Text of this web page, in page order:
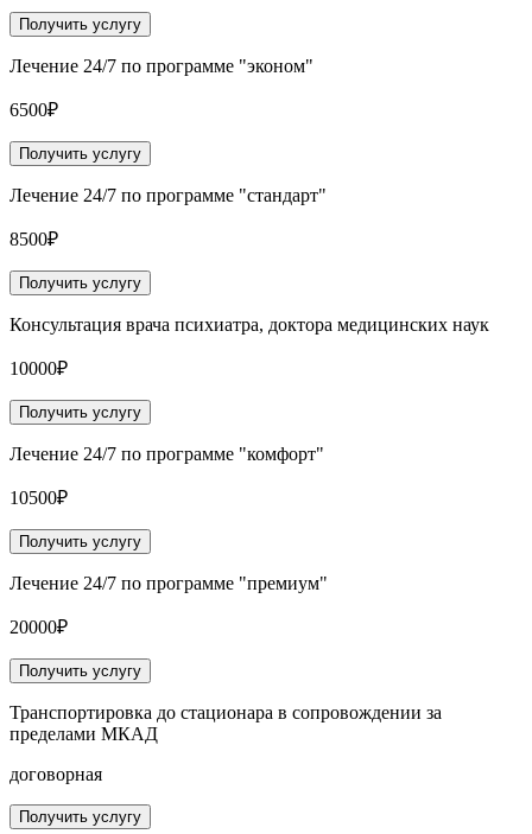
Получить услугу
Лечение 24/7 по программе "эконом"
6500₽
Получить услугу
Лечение 24/7 по программе "стандарт"
8500₽
Получить услугу
Консультация врача психиатра, доктора медицинских наук
10000₽
Получить услугу
Лечение 24/7 по программе "комфорт"
10500₽
Получить услугу
Лечение 24/7 по программе "премиум"
20000₽
Получить услугу
Транспортировка до стационара в сопровождении за
пределами МКАД
договорная
Получить услугу